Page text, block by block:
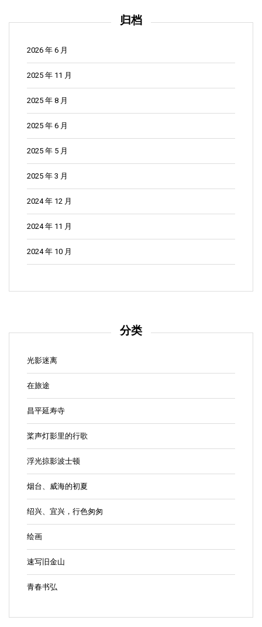
归档
2026 年 6 月
2025 年 11 月
2025 年 8 月
2025 年 6 月
2025 年 5 月
2025 年 3 月
2024 年 12 月
2024 年 11 月
2024 年 10 月
分类
光影迷离
在旅途
昌平延寿寺
桨声灯影里的行歌
浮光掠影波士顿
烟台、威海的初夏
绍兴、宜兴，行色匆匆
绘画
速写旧金山
青春书弘